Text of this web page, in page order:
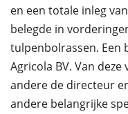
en een totale inleg
belegde in
tulpenbolrassen. Een
Agricola BV. Van
andere de directeur
andere belangrijke